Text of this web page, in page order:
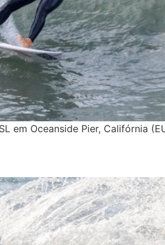
em Oceanside Pier, Califórnia